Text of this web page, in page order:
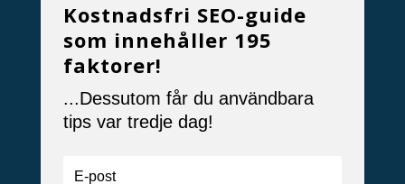
Kostnadsfri SEO-guide
som innehåller 195
faktorer!
...Dessutom får du användbara
tips var tredje dag!